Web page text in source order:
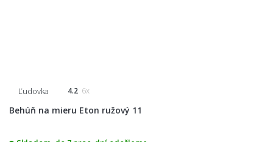
Ľudovka 4.2 6x
Behúň na mieru Eton ružový 11